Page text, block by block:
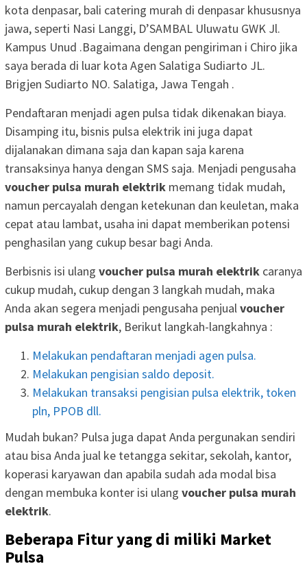
kota denpasar, bali catering murah di denpasar khususnya
jawa, seperti Nasi Langgi, D’SAMBAL Uluwatu GWK Jl.
Kampus Unud .Bagaimana dengan pengiriman i Chiro jika
saya berada di luar kota Agen Salatiga Sudiarto JL.
Brigjen Sudiarto NO. Salatiga, Jawa Tengah .
Pendaftaran menjadi agen pulsa tidak dikenakan biaya.
Disamping itu, bisnis pulsa elektrik ini juga dapat
dijalanakan dimana saja dan kapan saja karena
transaksinya hanya dengan SMS saja. Menjadi pengusaha
voucher pulsa murah elektrik memang tidak mudah,
namun percayalah dengan ketekunan dan keuletan, maka
cepat atau lambat, usaha ini dapat memberikan potensi
penghasilan yang cukup besar bagi Anda.
Berbisnis isi ulang voucher pulsa murah elektrik caranya
cukup mudah, cukup dengan 3 langkah mudah, maka
Anda akan segera menjadi pengusaha penjual voucher
pulsa murah elektrik, Berikut langkah-langkahnya :
Melakukan pendaftaran menjadi agen pulsa.
Melakukan pengisian saldo deposit.
Melakukan transaksi pengisian pulsa elektrik, token
pln, PPOB dll.
Mudah bukan? Pulsa juga dapat Anda pergunakan sendiri
atau bisa Anda jual ke tetangga sekitar, sekolah, kantor,
koperasi karyawan dan apabila sudah ada modal bisa
dengan membuka konter isi ulang voucher pulsa murah
elektrik.
Beberapa Fitur yang di miliki Market
Pulsa